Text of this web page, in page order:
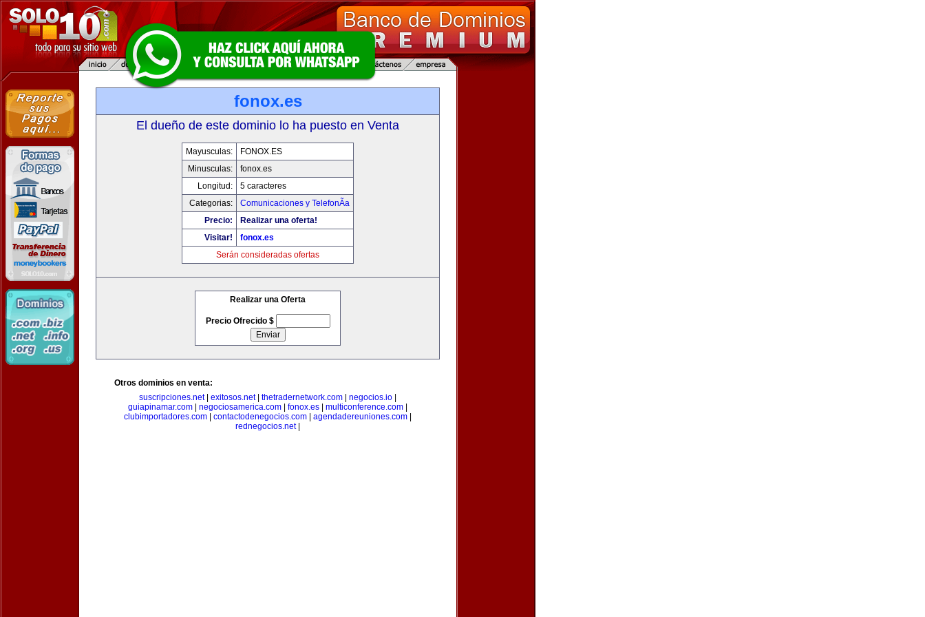
fonox.es
El dueño de este dominio lo ha puesto en Venta
Mayusculas:
FONOX.ES
Minusculas:
fonox.es
Longitud:
5 caracteres
Categorias:
Comunicaciones y TelefonÃ­a
Precio:
Realizar una oferta!
Visitar!
fonox.es
Serán consideradas ofertas
Realizar una Oferta
Precio Ofrecido $
Otros dominios en venta:
suscripciones.net| exitosos.net| thetradernetwork.com negocios.io
guiapinamar.com
negociosamerica.com fonox.es multiconference.com
clubimportadores.com
contactodenegocios.com agendadereuniones.com
rednegocios.net|